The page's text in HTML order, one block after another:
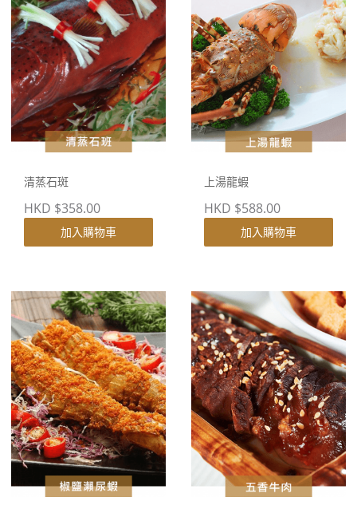
清蒸石斑
HKD $358.00
加入購物車
上湯龍蝦
HKD $588.00
加入購物車